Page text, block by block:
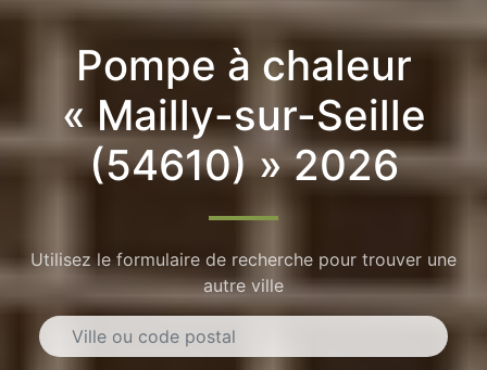
Pompe à chaleur
« Mailly-sur-Seille
(54610) » 2026
Utilisez le formulaire de recherche pour trouver une
autre ville